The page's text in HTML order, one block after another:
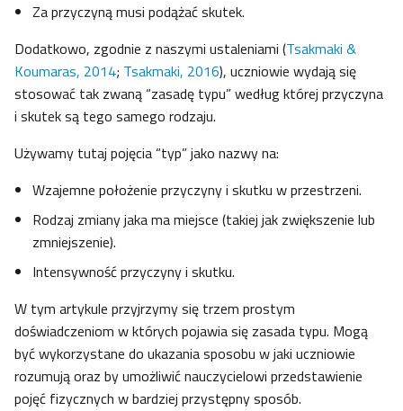
Za przyczyną musi podążać skutek.
Dodatkowo, zgodnie z naszymi ustaleniami (Tsakmaki &
Koumaras, 2014; Tsakmaki, 2016), uczniowie wydają się
stosować tak zwaną “zasadę typu” według której przyczyna
i skutek są tego samego rodzaju.
Używamy tutaj pojęcia “typ” jako nazwy na:
Wzajemne położenie przyczyny i skutku w przestrzeni.
Rodzaj zmiany jaka ma miejsce (takiej jak zwiększenie lub
zmniejszenie).
Intensywność przyczyny i skutku.
W tym artykule przyjrzymy się trzem prostym
doświadczeniom w których pojawia się zasada typu. Mogą
być wykorzystane do ukazania sposobu w jaki uczniowie
rozumują oraz by umożliwić nauczycielowi przedstawienie
pojęć fizycznych w bardziej przystępny sposób.